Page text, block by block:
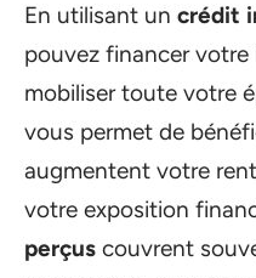
En utilisant un crédit
pouvez financer
mobiliser toute votre
vous permet de
augmentent votre
votre exposition
perçus couvrent